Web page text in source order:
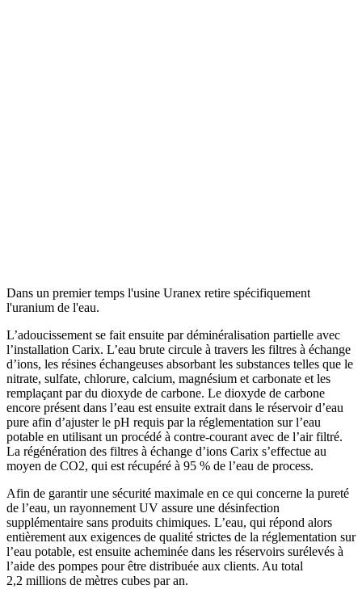
Dans un premier temps l'usine Uranex retire spécifiquement
l'uranium de l'eau.
L’adoucissement se fait ensuite par déminéralisation partielle avec
l’installation Carix. L’eau brute circule à travers les filtres à échange
d’ions, les résines échangeuses absorbant les substances telles que le
nitrate, sulfate, chlorure, calcium, magnésium et carbonate et les
remplaçant par du dioxyde de carbone. Le dioxyde de carbone
encore présent dans l’eau est ensuite extrait dans le réservoir d’eau
pure afin d’ajuster le pH requis par la réglementation sur l’eau
potable en utilisant un procédé à contre-courant avec de l’air filtré.
La régénération des filtres à échange d’ions Carix s’effectue au
moyen de CO2, qui est récupéré à 95 % de l’eau de process.
Afin de garantir une sécurité maximale en ce qui concerne la pureté
de l’eau, un rayonnement UV assure une désinfection
supplémentaire sans produits chimiques. L’eau, qui répond alors
entièrement aux exigences de qualité strictes de la réglementation sur
l’eau potable, est ensuite acheminée dans les réservoirs surélevés à
l’aide des pompes pour être distribuée aux clients. Au total
2,2 millions de mètres cubes par an.